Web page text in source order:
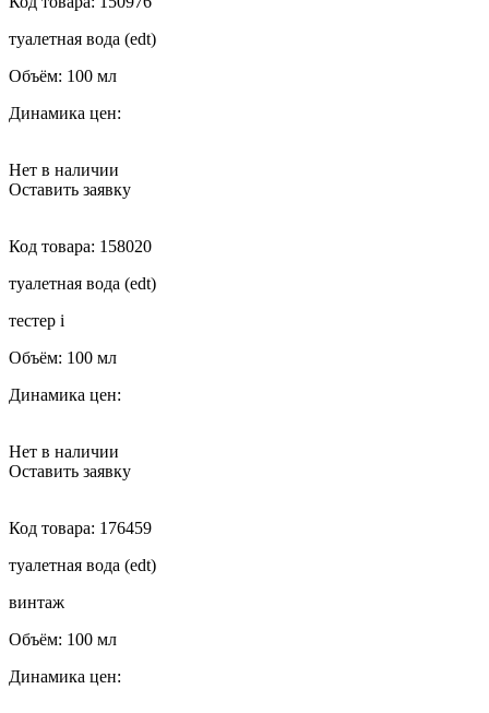
туалетная вода (edt)
Объём: 100 мл
Динамика цен:
Нет в наличии
Оставить заявку
Код товара: 158020
туалетная вода (edt)
тестер i
Объём: 100 мл
Динамика цен:
Нет в наличии
Оставить заявку
Код товара: 176459
туалетная вода (edt)
винтаж
Объём: 100 мл
Динамика цен: